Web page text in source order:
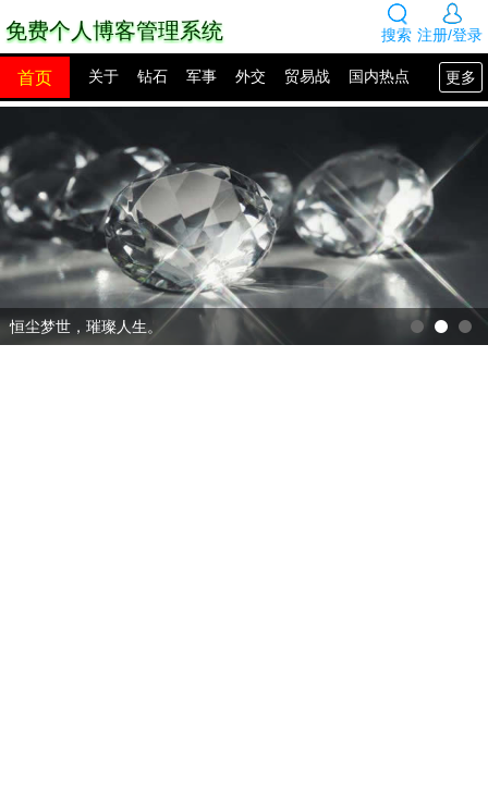
注册/登录
搜索
免费个人博客管理系统
更多
首页 关于 钻石 军事 外交 贸易战 国内热点
网站模板 源码下载 创业赚钱 图片展示 留言板
恒尘梦世，璀璨人生。